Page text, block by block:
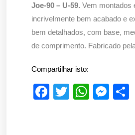
Joe-90 – U-59. Vem montados
incrivelmente bem acabado e
bem detalhados, com base,
de comprimento. Fabricado
Compartilhar isto:
F
T
W
M